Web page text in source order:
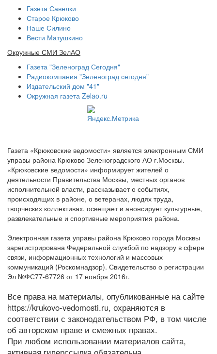
Газета Савелки
Старое Крюково
Наше Силино
Вести Матушкино
Окружные СМИ ЗелАО
Газета "Зеленоград Сегодня"
Радиокомпания "Зеленоград сегодня"
Издательский дом "41"
Окружная газета Zelao.ru
Газета «Крюковские ведомости» является электронным СМИ
управы района Крюково Зеленоградского АО г.Москвы.
«Крюковские ведомости» информирует жителей о
деятельности Правительства Москвы, местных органов
исполнительной власти, рассказывает о событиях,
происходящих в районе, о ветеранах, людях труда,
творческих коллективах, освещает и анонсирует культурные,
развлекательные и спортивные мероприятия района.
Электронная газета управы района Крюково города Москвы
зарегистрирована Федеральной службой по надзору в сфере
связи, информационных технологий и массовых
коммуникаций (Роскомнадзор). Свидетельство о регистрации
Эл №ФС77-67726 от 17 ноября 2016г.
Все права на материалы, опубликованные на сайте
https://krukovo-vedomosti.ru, охраняются в
соответствии с законодательством РФ, в том числе
об авторском праве и смежных правах.
При любом использовании материалов сайта,